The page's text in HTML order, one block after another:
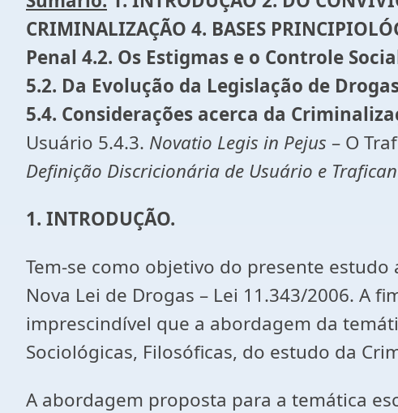
CRIMINALIZAÇÃO 4. BASES
Penal 4.2. Os Estigmas e o Controle
5.2. Da Evolução da Legislação de
5.4. Considerações acerca da
Usuário 5.4.3. Novatio Legis in Pejus – O
Definição Discricionária de Usuário e
1. INTRODUÇÃO.
Tem-se como objetivo do presente
Nova Lei de Drogas – Lei 11.343/2006. A
imprescindível que a abordagem da
Sociológicas, Filosóficas, do estudo da
A abordagem proposta para a temática